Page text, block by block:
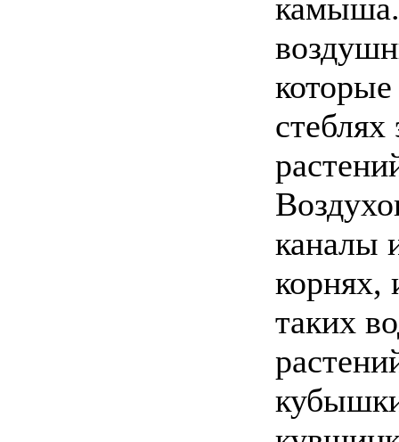
стеблях
каналы
корнях,
таких